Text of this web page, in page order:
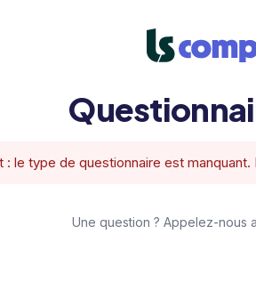
: le type de questionnaire est
Une question ? Appelez-nous